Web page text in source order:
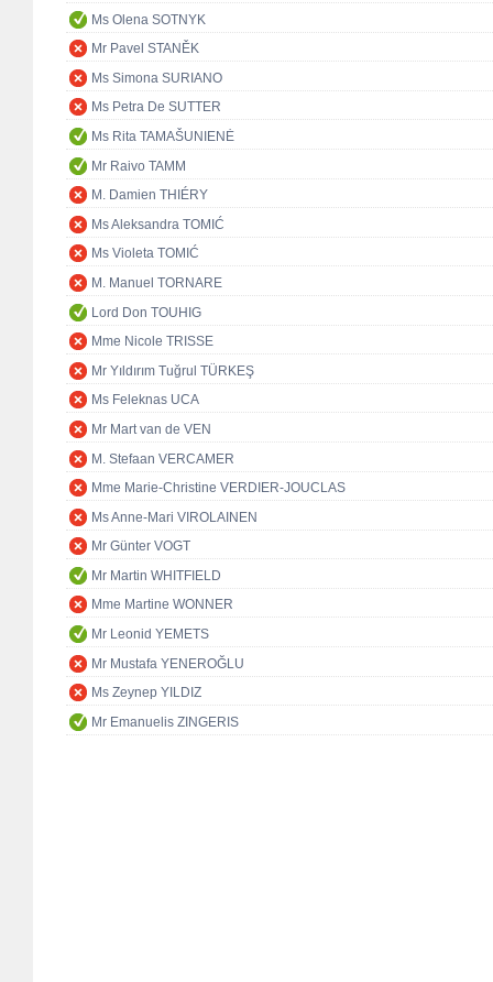
Ms Olena SOTNYK
Mr Pavel STANĚK
Ms Simona SURIANO
Ms Petra De SUTTER
Ms Rita TAMAŠUNIENĖ
Mr Raivo TAMM
M. Damien THIÉRY
Ms Aleksandra TOMIĆ
Ms Violeta TOMIĆ
M. Manuel TORNARE
Lord Don TOUHIG
Mme Nicole TRISSE
Mr Yıldırım Tuğrul TÜRKEŞ
Ms Feleknas UCA
Mr Mart van de VEN
M. Stefaan VERCAMER
Mme Marie-Christine VERDIER-JOUCLAS
Ms Anne-Mari VIROLAINEN
Mr Günter VOGT
Mr Martin WHITFIELD
Mme Martine WONNER
Mr Leonid YEMETS
Mr Mustafa YENEROĞLU
Ms Zeynep YILDIZ
Mr Emanuelis ZINGERIS